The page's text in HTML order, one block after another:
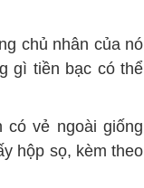
chủ nhân của nó
gì tiền bạc có thể
vẻ ngoài giống
hộp sọ, kèm theo